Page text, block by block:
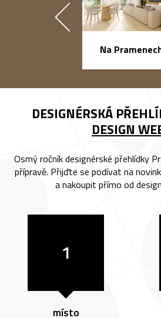
Na
DESIGNÉRSKÁ
DESIGN
Osmý ročník designérské přehlídky
přípravě. Přijďte se podívat na
a nakoupit přímo od
1
místo